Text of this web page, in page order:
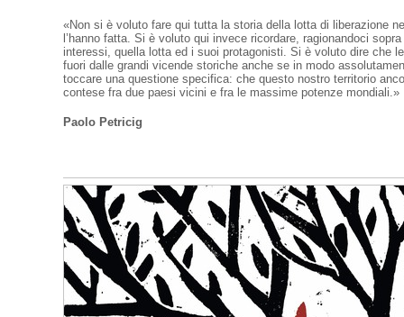
«Non si è voluto fare qui tutta la storia della lotta di liberazione
l’hanno fatta. Si è voluto qui invece ricordare, ragionandoci
interessi, quella lotta ed i suoi protagonisti. Si è voluto dire che
fuori dalle grandi vicende storiche anche se in modo
toccare una questione specifica: che questo nostro territorio
contese fra due paesi vicini e fra le massime potenze mondiali.»
Paolo Petricig